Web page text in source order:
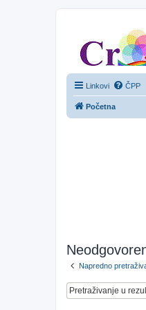
Linkovi ČPP
Početna
Napredno